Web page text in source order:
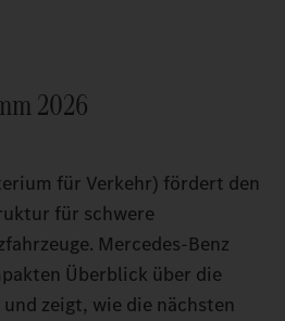
2026
für Verkehr) fördert den
für schwere
Mercedes‑Benz
Überblick über die
zeigt, wie die nächsten